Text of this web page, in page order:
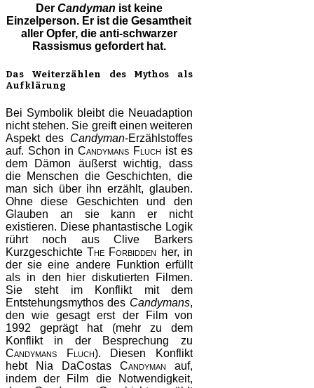
Der Candyman ist keine
Einzelperson. Er ist die Gesamtheit
aller Opfer, die anti-schwarzer
Rassismus gefordert hat.
Das Weiterzählen des Mythos als
Aufklärung
Bei Symbolik bleibt die Neuadaption
nicht stehen. Sie greift einen weiteren
Aspekt des Candyman-Erzählstoffes
auf. Schon in Candymans Fluch ist es
dem Dämon äußerst wichtig, dass
die Menschen die Geschichten, die
man sich über ihn erzählt, glauben.
Ohne diese Geschichten und den
Glauben an sie kann er nicht
existieren. Diese phantastische Logik
rührt noch aus Clive Barkers
KurzgeschichteThe Forbidden her, in
der sie eine andere Funktion erfüllt
als in den hier diskutierten Filmen.
Sie steht im Konflikt mit dem
Entstehungsmythos des Candymans,
den wie gesagt erst der Film von
1992 geprägt hat (mehr zu dem
Konflikt in der Besprechung zu
Candymans Fluch). Diesen Konflikt
hebt Nia DaCostas Candyman auf,
indem der Film die Notwendigkeit,